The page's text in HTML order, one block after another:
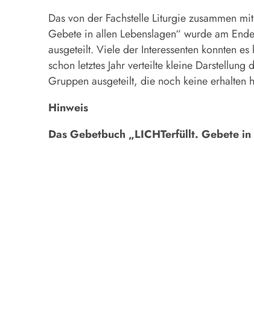
Das von der Fachstelle Liturgie zusammen
Gebete in allen Lebenslagen“ wurde am
ausgeteilt. Viele der Interessenten konnten
schon letztes Jahr verteilte kleine
Gruppen ausgeteilt, die noch keine erhalten
Hinweis
Das Gebetbuch „LICHTerfüllt. Gebete